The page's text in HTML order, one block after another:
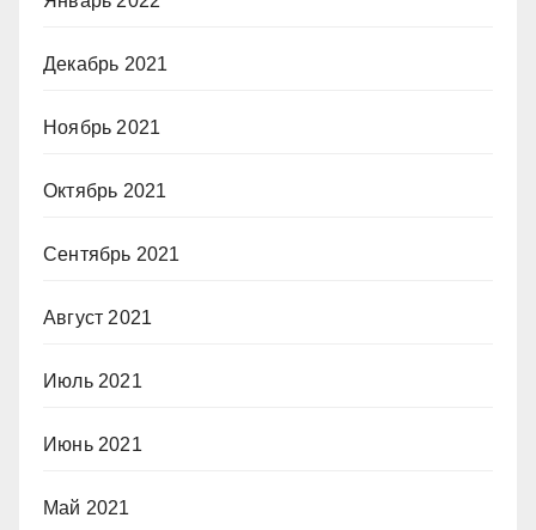
Декабрь 2021
Ноябрь 2021
Октябрь 2021
Сентябрь 2021
Август 2021
Июль 2021
Июнь 2021
Май 2021